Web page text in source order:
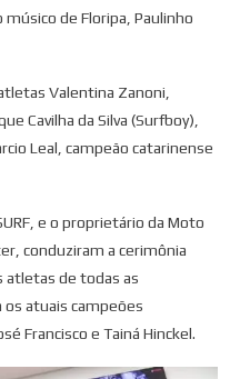
músico de Floripa, Paulinho
Valentina Zanoni,
Cavilha da Silva (Surfboy),
Leal, campeão catarinense
e o proprietário da Moto
conduziram a cerimônia
atletas de todas as
os atuais campeões
Francisco e Tainá Hinckel.